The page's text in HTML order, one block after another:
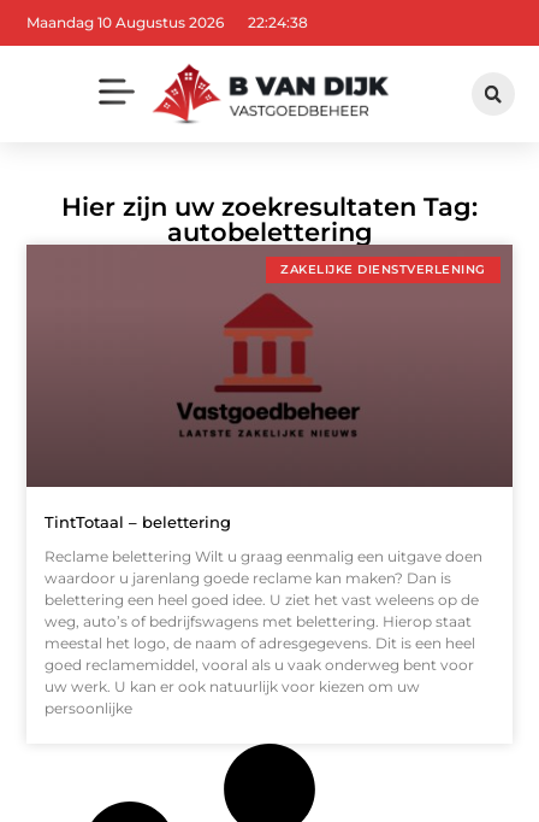
Maandag 10 Augustus 2026 22:24:39
Hier zijn uw zoekresultaten Tag:
autobelettering
ZAKELIJKE DIENSTVERLENING
TintTotaal – belettering
Reclame belettering Wilt u graag eenmalig een uitgave doen
waardoor u jarenlang goede reclame kan maken? Dan is
belettering een heel goed idee. U ziet het vast weleens op de
weg, auto’s of bedrijfswagens met belettering. Hierop staat
meestal het logo, de naam of adresgegevens. Dit is een heel
goed reclamemiddel, vooral als u vaak onderweg bent voor
uw werk. U kan er ook natuurlijk voor kiezen om uw
persoonlijke